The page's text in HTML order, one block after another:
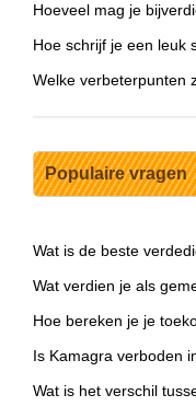
Hoeveel mag je
Hoe schrijf je een leuk
Welke verbeterpunten
Populaire vragen
Wat is de beste
Wat verdien je als
Hoe bereken je je
Is Kamagra verboden
Wat is het verschil